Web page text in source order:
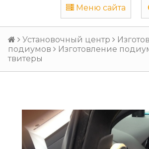
Меню сайта
Установочный центр
подиумов
Изготовление
твитеры